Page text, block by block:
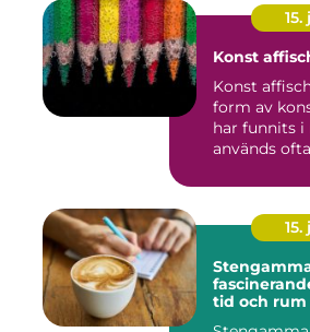
15.
Konst
Konst
form av
har funnits i
används
15.
tid och rum